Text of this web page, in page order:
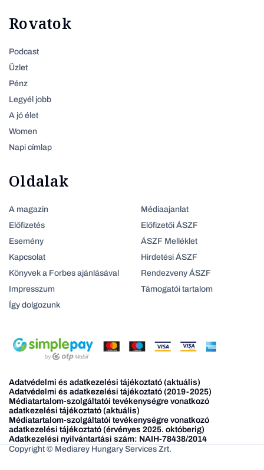
Rovatok
Podcast
Üzlet
Pénz
Legyél jobb
A jó élet
Women
Napi címlap
Oldalak
A magazin
Előfizetés
Esemény
Kapcsolat
Könyvek a Forbes ajánlásával
Impresszum
Így dolgozunk
Médiaajanlat
Előfizetői ÁSZF
ÁSZF Melléklet
Hirdetési ÁSZF
Rendezveny ÁSZF
Támogatói tartalom
Adatvédelmi és adatkezelési tájékoztató (aktuális)
Adatvédelmi és adatkezelési tájékoztató (2019-2025)
Médiatartalom-szolgáltatói tevékenységre vonatkozó
adatkezelési tájékoztató (aktuális)
Médiatartalom-szolgáltatói tevékenységre vonatkozó
adatkezelési tájékoztató (érvényes 2025. októberig)
Adatkezelési nyilvántartási szám: NAIH-78438/2014
Copyright © Mediarey Hungary Services Zrt.